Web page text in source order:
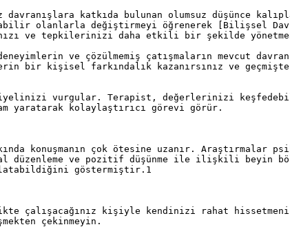
katkıda bulunan olumsuz düşünce
olanlarla değiştirmeyi öğrenerek [Bilişsel
ve tepkilerinizi daha etkili bir şekilde
ve çözülmemiş çatışmaların mevcut
bir kişisel farkındalık kazanırsınız ve geçmişte
vurgular. Terapist, değerlerinizi
yaratarak kolaylaştırıcı görevi görür.
konuşmanın çok ötesine uzanır.
düzenleme ve pozitif düşünme ile ilişkili beyin
göstermiştir.1
çalışacağınız kişiyle kendinizi rahat
çekinmeyin.